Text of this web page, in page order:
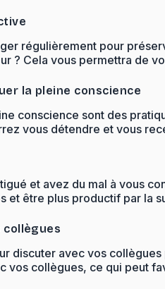
régulièrement pour
? Cela vous permettra de
la pleine conscience
conscience sont des
vous détendre et vous
et avez du mal à vous
et être plus productif par la
collègues
discuter avec vos
vos collègues, ce qui peut